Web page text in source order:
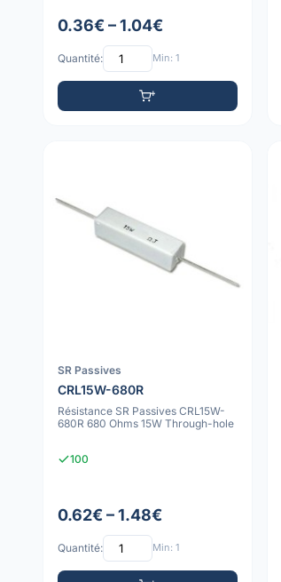
0.36€ – 1.04€
Quantité: Min: 1
SR Passives
CRL15W-680R
Résistance SR Passives CRL15W-
680R 680 Ohms 15W Through-hole
100
0.62€ – 1.48€
Quantité: Min: 1